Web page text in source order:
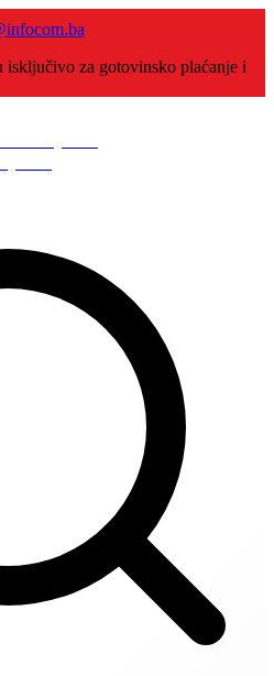
isključivo za gotovinsko plaćanje i